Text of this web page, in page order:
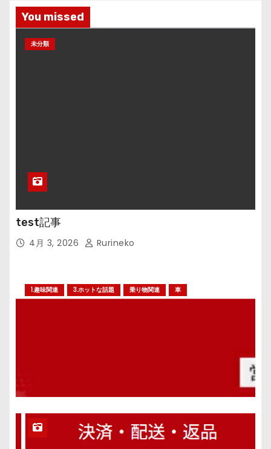
You missed
未分類
test記事
4月 3, 2026 Rurineko
1.趣味関連 3.ホットな話題 乗り物関連 車